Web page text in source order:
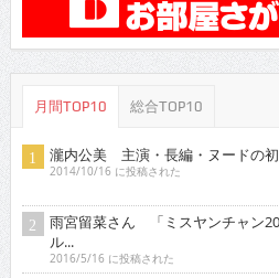
月間TOP10 総合TOP10
瀧内公美 主演・長編・ヌードの初
2014/10/16 に投稿された
雨宮留菜さん 「ミスヤンチャン
ル...
2016/5/16 に投稿された